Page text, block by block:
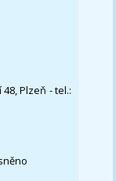
Plzeň - tel.: